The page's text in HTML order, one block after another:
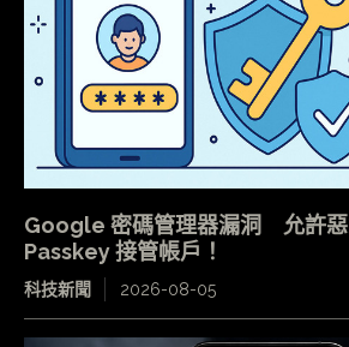
Google 密碼管理器漏洞 允許惡
Passkey 接管帳戶！
科技新聞 2026-08-05